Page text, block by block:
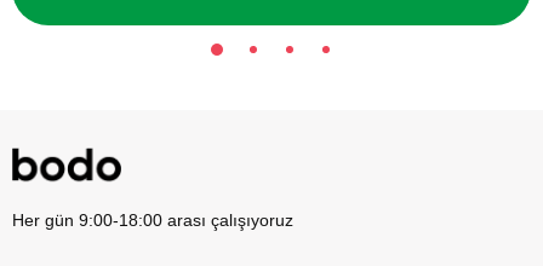
Her gün 9:00-18:00 arası çalışıyoruz